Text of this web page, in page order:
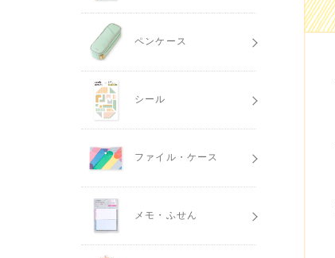
ペンケース
シール
ファイル・ケース
メモ・ふせん